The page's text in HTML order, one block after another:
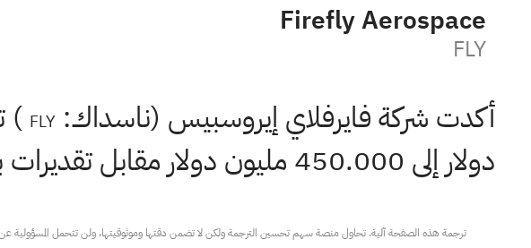
Firefly Aerospace
FLY
أكدت شركة فايرفلاي إيروسبيس (ناسداك: FLY
دولار إلى 450.000 مليون دولار مقابل تقديرات بلغت 432.450 مليون دولار.